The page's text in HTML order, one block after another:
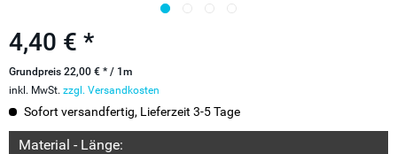
4,40 € *
Grundpreis 22,00 € * / 1m
inkl. MwSt. zzgl. Versandkosten
Sofort versandfertig, Lieferzeit 3-5 Tage
Material - Länge: